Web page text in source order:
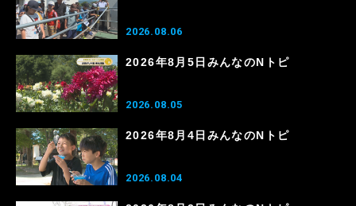
2026.08.06
2026年8月5日みんなのNトピ
2026.08.05
2026年8月4日みんなのNトピ
2026.08.04